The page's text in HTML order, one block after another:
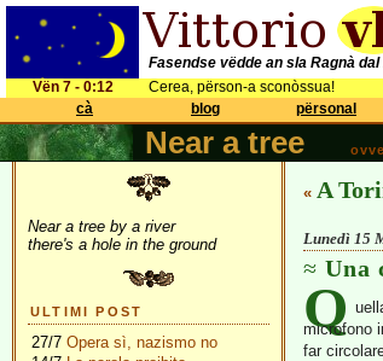
Fasendse vëdde an sla Ragnà dal
Vën 7 - 0:12
Cerea, përson-a sconòssua!
cà
blog përsonal
Near a tree
Near a tree by a river
there's a hole in the ground
ULTIMI POST
27/7 Opera sì, nazismo no
« A
Lunedì 15
Una
Q
microfono
far